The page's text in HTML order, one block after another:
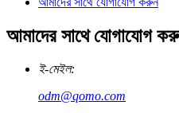
আমাদের সাথে যোগাযোগ
ই-মেইল:
odm@qomo.com